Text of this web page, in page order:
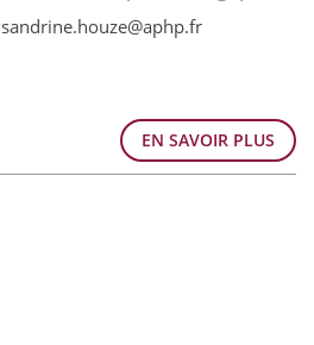
sandrine.houze@aphp.fr
EN SAVOIR PLUS